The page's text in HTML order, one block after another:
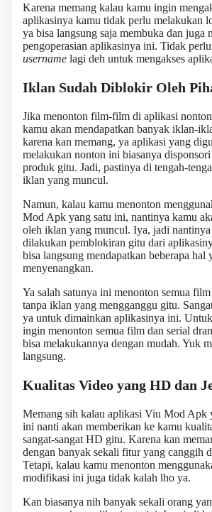
Karena memang kalau kamu ingin
aplikasinya kamu tidak perlu melakukan
ya bisa langsung saja membuka dan juga
pengoperasian aplikasinya ini. Tidak
username lagi deh untuk mengakses
Iklan Sudah Diblokir Oleh
Jika menonton film-film di aplikasi nonton
kamu akan mendapatkan banyak iklan-
karena kan memang, ya aplikasi yang
melakukan nonton ini biasanya
produk gitu. Jadi, pastinya di tengah-
iklan yang muncul.
Namun, kalau kamu menonton
Mod Apk yang satu ini, nantinya kamu
oleh iklan yang muncul. Iya, jadi nantinya
dilakukan pemblokiran gitu dari
bisa langsung mendapatkan beberapa hal
menyenangkan.
Ya salah satunya ini menonton semua
tanpa iklan yang mengganggu gitu.
ya untuk dimainkan aplikasinya ini.
ingin menonton semua film dan serial
bisa melakukannya dengan mudah. Yuk
langsung.
Kualitas Video yang HD dan
Memang sih kalau aplikasi Viu Mod Apk
ini nanti akan memberikan ke kamu
sangat-sangat HD gitu. Karena kan
dengan banyak sekali fitur yang canggih
Tetapi, kalau kamu menonton
modifikasi ini juga tidak kalah lho ya.
Kan biasanya nih banyak sekali orang